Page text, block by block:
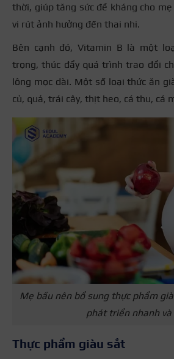
thời, giúp tăng sức đề kháng cho
vi rút ảnh hưởng đến thai nhi.
Bên cạnh đó, Vitamin B là một
trọng, thúc đẩy quá trình trao đổi
lông mọc dài. Một số loại thức ăn
củ, quả, trái cây, thịt heo, cá thu, cá
Mẹ bầu nên bổ sung thực phẩm
phát triển nhanh và
Thực phẩm giàu sắt